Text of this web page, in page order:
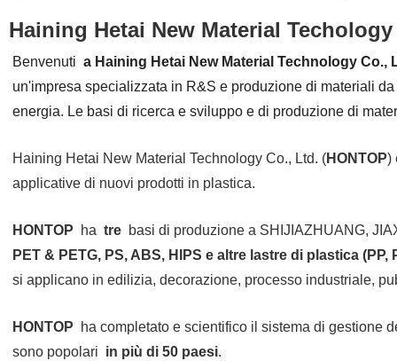
Haining Hetai New Material
Benvenuti a Haining Hetai New Material Technology Co.,
un'impresa specializzata in R&S e produzione di materiali
energia. Le basi di ricerca e sviluppo e di produzione di
Haining Hetai New Material Technology Co., Ltd. (HONTOP)
applicative di nuovi prodotti in plastica.
HONTOP ha tre
basi di produzione a SHIJIAZHUANG,
PET & PETG, PS, ABS, HIPS e altre lastre di plastica
si applicano in edilizia, decorazione, processo industriale,
HONTOP
ha completato e scientifico il sistema di gestione
sono popolari in più di 50 paesi.